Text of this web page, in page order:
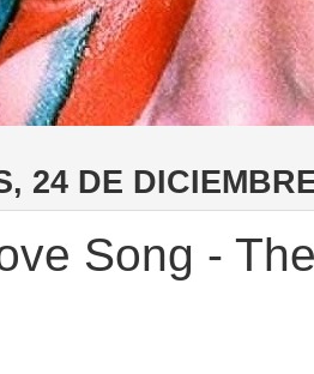
24 DE
Song -